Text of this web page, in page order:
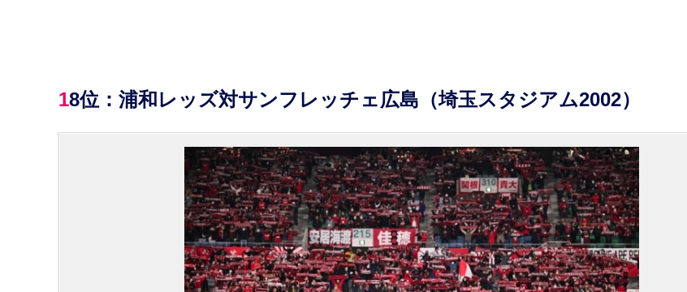
18位：浦和レッズ対サンフレッチェ広島（埼玉スタジアム2002）